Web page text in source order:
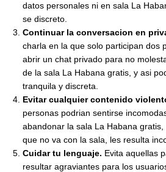
datos personales ni en sala La
se discreto.
Continuar la conversacion en
charla en la que solo participan dos
abrir un chat privado para no
de la sala La Habana gratis, y asi
tranquila y discreta.
Evitar cualquier contenido
personas podrian sentirse
abandonar la sala La Habana
que no va con la sala, les resulta
Cuidar tu lenguaje. Evita aquellas
resultar agraviantes para los